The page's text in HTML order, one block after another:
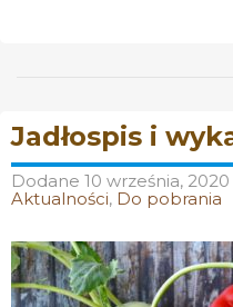
Jadłospis i
Dodane 10 września, 2020
Aktualności, Do pobrania